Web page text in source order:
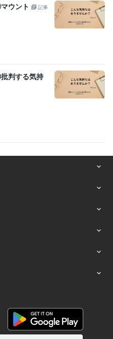
ウント
記事
判する気持